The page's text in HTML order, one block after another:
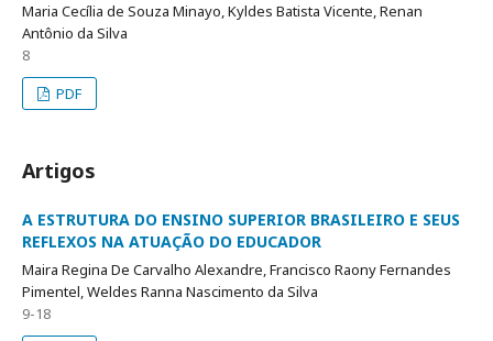
Maria Cecília de Souza Minayo, Kyldes Batista Vicente, Renan
Antônio da Silva
8
PDF
Artigos
A ESTRUTURA DO ENSINO SUPERIOR BRASILEIRO E SEUS
REFLEXOS NA ATUAÇÃO DO EDUCADOR
Maira Regina De Carvalho Alexandre, Francisco Raony Fernandes
Pimentel, Weldes Ranna Nascimento da Silva
9-18